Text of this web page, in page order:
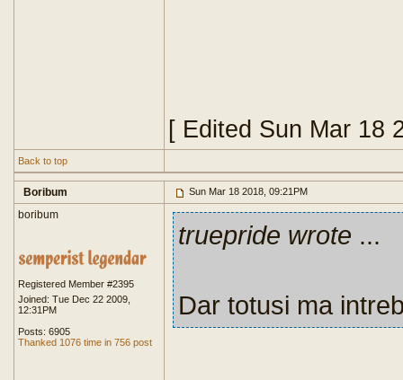
[ Edited Sun Mar 18
Back to top
Boribum Sun Mar 18 2018, 09:21PM
boribum
Registered Member #2395
Joined: Tue Dec 22 2009,
12:31PM
Posts: 6905
Thanked 1076 time in 756 post
truepride wrote ...
Dar totusi ma